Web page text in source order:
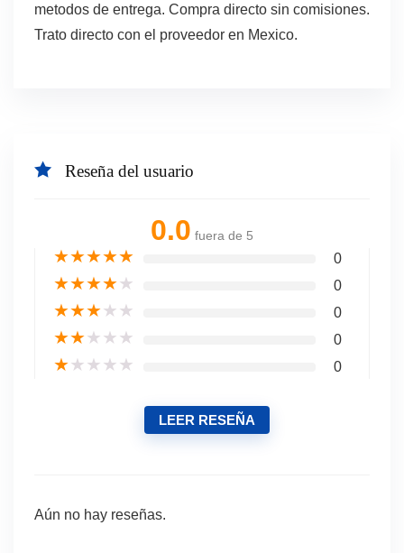
metodos de entrega. Compra directo sin comisiones.
Trato directo con el proveedor en Mexico.
Reseña del usuario
0.0 fuera de 5
★★★★★ 0
★★★★★ 0
★★★★★ 0
★★★★★ 0
★★★★★ 0
LEER RESEÑA
Aún no hay reseñas.